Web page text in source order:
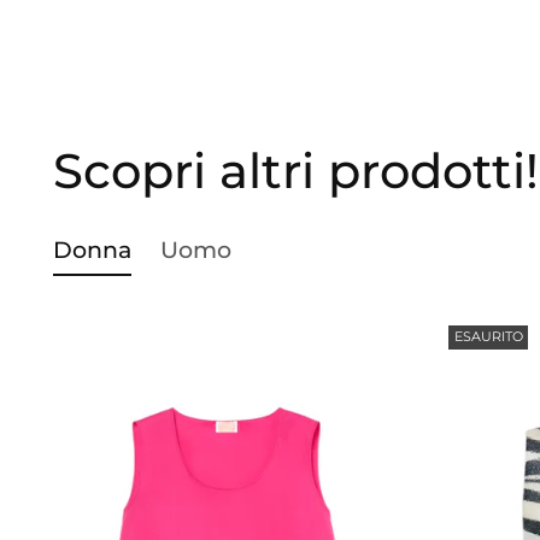
Scopri altri prodotti!
Donna Uomo
ESAURITO